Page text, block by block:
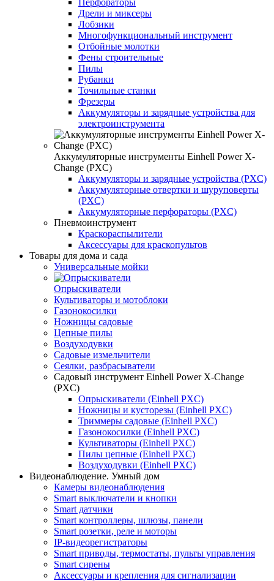
Дрели и миксеры
Лобзики
Многофункциональный инструмент
Отбойные молотки
Фены строительные
Пилы
Рубанки
Точильные станки
Фрезеры
Аккумуляторы и зарядные устройства для
электроинструмента
Аккумуляторные инструменты Einhell Power X-
Change (PXC)
Аккумуляторы и зарядные устройства (PXC)
Аккумуляторные отвертки и шуруповерты
(PXC)
Аккумуляторные перфораторы (PXC)
Пневмоинструмент
Краскораспылители
Аксессуары для краскопультов
Товары для дома и сада
Универсальные мойки
Опрыскиватели
Культиваторы и мотоблоки
Газонокосилки
Ножницы садовые
Цепные пилы
Воздуходувки
Садовые измельчители
Сеялки, разбрасыватели
Садовый инструмент Einhell Power X-Change
(PXC)
Опрыскиватели (Einhell PXC)
Ножницы и кусторезы (Einhell PXC)
Триммеры садовые (Einhell PXC)
Газонокосилки (Einhell PXC)
Культиваторы (Einhell PXC)
Пилы цепные (Einhell PXC)
Воздуходувки (Einhell PXC)
Видеонаблюдение. Умный дом
Камеры видеонаблюдения
Smart выключатели и кнопки
Smart датчики
Smart контроллеры, шлюзы, панели
Smart розетки, реле и моторы
IP-видеорегистраторы
Smart приводы, термостаты, пульты управления
Smart сирены
Аксессуары и крепления для сигнализации